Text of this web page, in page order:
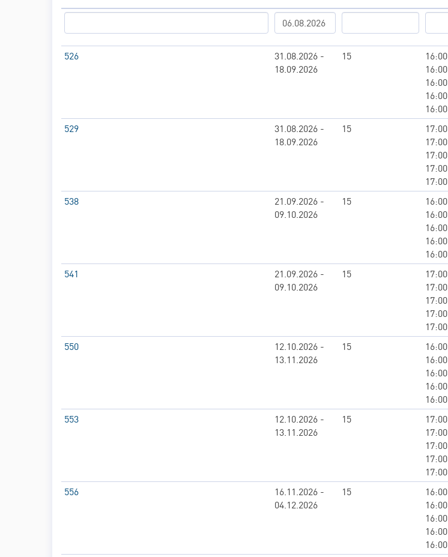
526
31.08.2026 -
18.09.2026
15
16:00
16:00
16:00
16:00
16:00
529
31.08.2026 -
18.09.2026
15
17:00
17:00
17:00
17:00
17:00
538
21.09.2026 -
09.10.2026
15
16:00
16:00
16:00
16:00
16:00
541
21.09.2026 -
09.10.2026
15
17:00
17:00
17:00
17:00
17:00
550
12.10.2026 -
13.11.2026
15
16:00
16:00
16:00
16:00
16:00
553
12.10.2026 -
13.11.2026
15
17:00
17:00
17:00
17:00
17:00
556
16.11.2026 -
04.12.2026
15
16:00
16:00
16:00
16:00
16:00